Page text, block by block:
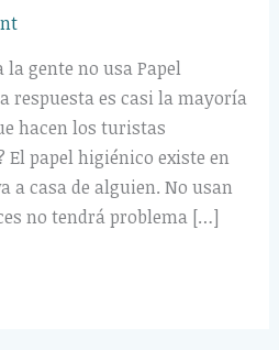
la gente no usa Papel
respuesta es casi la mayoría
hacen los turistas
papel higiénico existe en
a casa de alguien. No usan
no tendrá problema […]